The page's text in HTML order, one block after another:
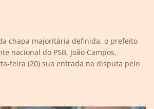
chapa majoritária definida, o prefeito
nacional do PSB, João Campos,
feira (20) sua entrada na disputa pelo